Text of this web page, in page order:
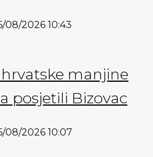
08/2026 10:43
manjine
posjetili Bizovac
08/2026 10:07